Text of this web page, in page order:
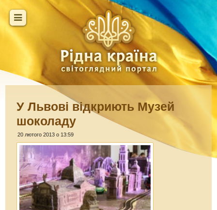
У Львові відкриють Музей
шоколаду
20 лютого 2013 о 13:59